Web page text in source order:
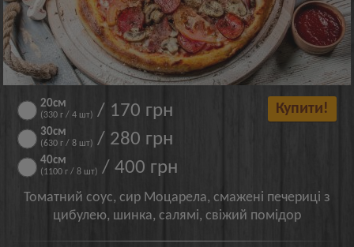
20см
(330 г / 4 шт) / 170 грн
30см
(630 г / 8 шт) / 280 грн
40см
(1100 г / 8 шт) / 400 грн
Купити!
Томатний соус, сир Моцарела, смажені печериці з
цибулею, шинка, салямі, свіжий помідор